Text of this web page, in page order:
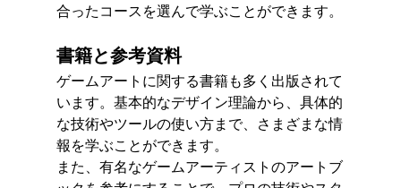
合ったコースを選んで学ぶことができます。
書籍と参考資料
ゲームアートに関する書籍も多く出版されて
います。基本的なデザイン理論から、具体的
な技術やツールの使い方まで、さまざまな情
報を学ぶことができます。
また、有名なゲームアーティストのアートブ